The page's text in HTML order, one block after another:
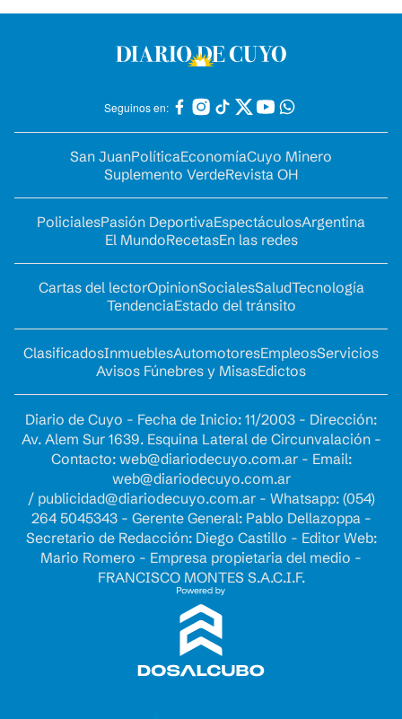
Seguinos en:
San JuanPolíticaEconomíaCuyo Minero
Suplemento VerdeRevista OH
PolicialesPasión DeportivaEspectáculosArgentina
El MundoRecetasEn las redes
Cartas del lectorOpinionSocialesSaludTecnología
TendenciaEstado del tránsito
ClasificadosInmueblesAutomotoresEmpleosServicios
Avisos Fúnebres y MisasEdictos
Diario de Cuyo - Fecha de Inicio: 11/2003 - Dirección:
Av. Alem Sur 1639. Esquina Lateral de Circunvalación -
Contacto: web@diariodecuyo.com.ar- Email:
web@diariodecuyo.com.ar
/ publicidad@diariodecuyo.com.ar- Whatsapp: (054)
264 5045343 - Gerente General: Pablo Dellazoppa -
Secretario de Redacción: Diego Castillo - Editor Web:
Mario Romero - Empresa propietaria del medio -
FRANCISCO MONTES S.A.C.I.F.